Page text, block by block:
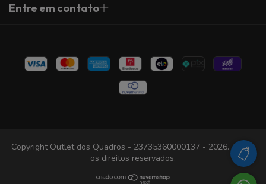
Entre em contato
Copyright Outlet dos Quadros - 23735360000137 - 2026. Todos
os direitos reservados.